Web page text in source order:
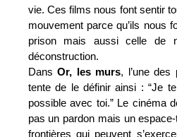
vie. Ces films nous font sentir
mouvement parce qu’ils nous
prison mais aussi celle de
déconstruction.
DansOr, les murs, l’une des
tente de le définir ainsi : “Je
possible avec toi.” Le cinéma
pas un pardon mais un
frontières qui peuvent